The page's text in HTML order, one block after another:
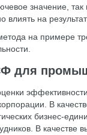
значение, так
влиять на
на примере
для
эффективности
В
бизнес-
В качестве